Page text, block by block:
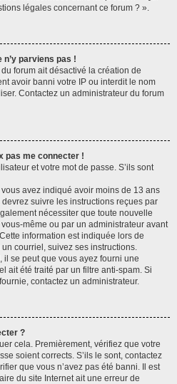
légales concernant ce forum ? ».
n’y parviens pas !
du forum ait désactivé la création de
avoir banni votre IP ou interdit le nom
Contactez un administrateur du forum
pas me connecter !
et votre mot de passe. S’ils sont
avez indiqué avoir moins de 13 ans
devrez suivre les instructions reçues par
nécessiter que toute nouvelle
même ou par un administrateur avant
information est indiquée lors de
un courriel, suivez ses instructions.
il se peut que vous ayez fourni une
ait été traité par un filtre anti-spam. Si
contactez un administrateur.
?
cela. Premièrement, vérifiez que votre
soient corrects. S’ils le sont, contactez
que vous n’avez pas été banni. Il est
du site Internet ait une erreur de